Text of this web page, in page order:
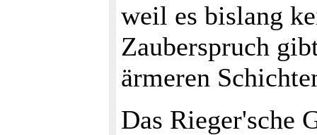
weil es bislang
Zauberspruch
ärmeren
Das Rieger'sche